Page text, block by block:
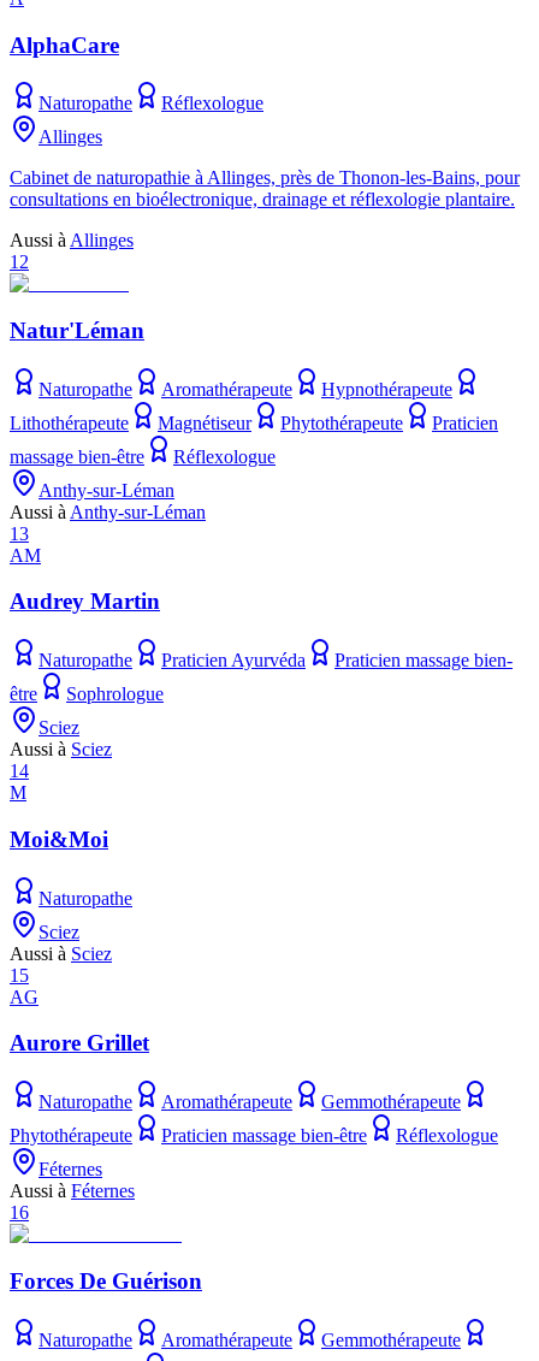
AlphaCare
Naturopathe
Réflexologue
Allinges
Cabinet de naturopathie à Allinges, près de Thonon‑les‑Bains, pour
consultations en bioélectronique, drainage et réflexologie plantaire.
Aussi à Allinges
12
Natur'Léman
Naturopathe Aromathérapeute
Hypnothérapeute
Lithothérapeute
Magnétiseur Phytothérapeute
Praticien
massage bien-être
Réflexologue
Anthy-sur-Léman
Aussi à Anthy-sur-Léman
13
AM
Audrey Martin
Naturopathe Praticien Ayurvéda
Praticien massage bien-
être
Sophrologue
Sciez
Aussi à Sciez
14
M
Moi&Moi
Naturopathe
Sciez
Aussi à Sciez
15
AG
Aurore Grillet
Naturopathe Aromathérapeute
Gemmothérapeute
Phytothérapeute
Praticien massage bien-être
Réflexologue
Féternes
Aussi à Féternes
16
Forces De Guérison
Naturopathe Aromathérapeute
Gemmothérapeute